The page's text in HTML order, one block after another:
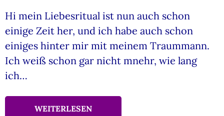
Hi mein Liebesritual ist nun auch schon
einige Zeit her, und ich habe auch schon
einiges hinter mir mit meinem Traummann.
Ich weiß schon gar nicht mnehr, wie lang
ich…
WEITERLESEN